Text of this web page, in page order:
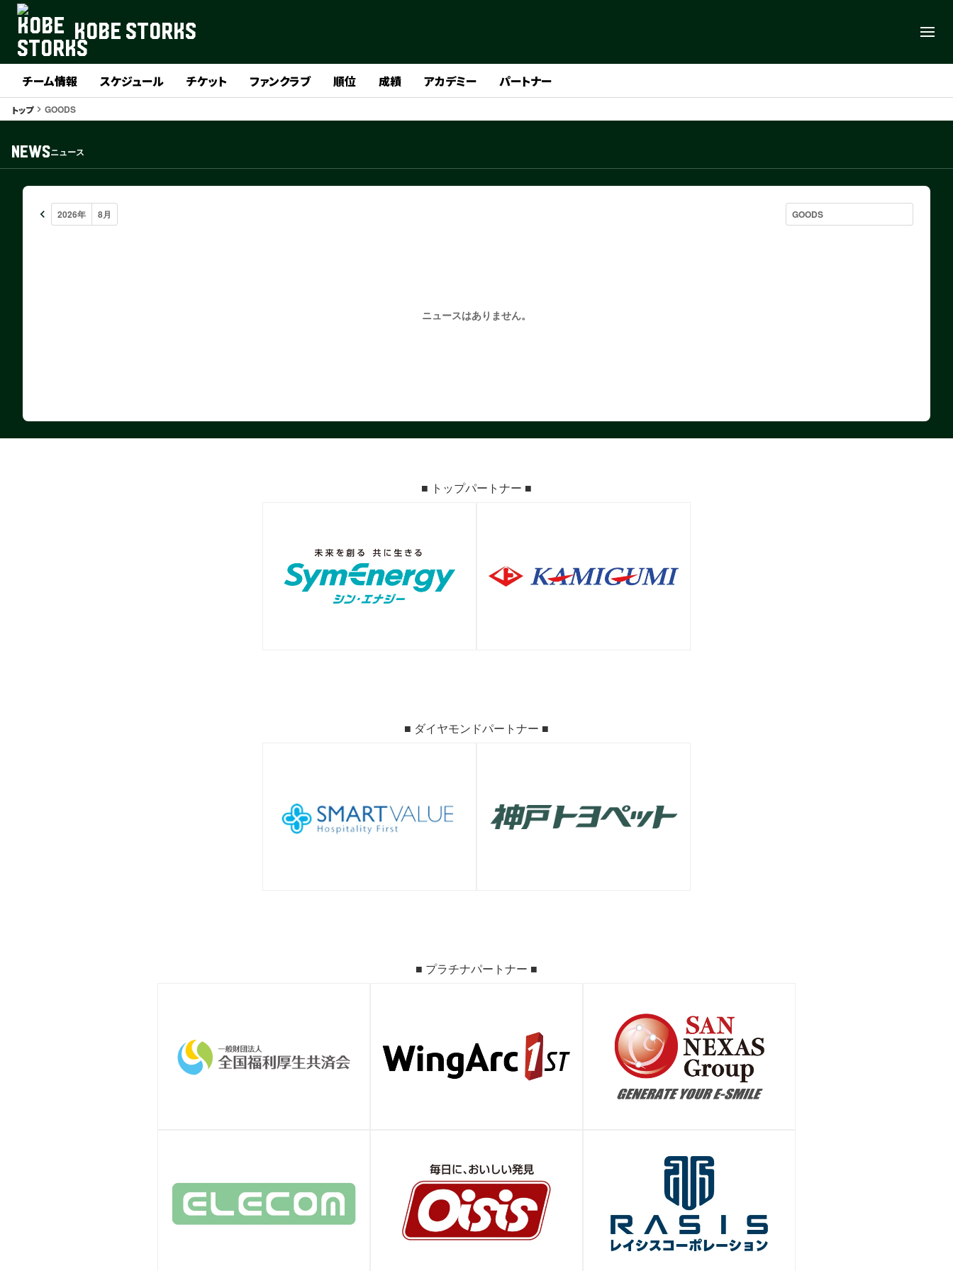
KOBE STORKS
チーム情報 スケジュール チケット ファンクラブ 順位 成績 アカデミー パートナー
トップkeyboard_arrow_right GOODS
NEWSニュース
keyboard_arrow_left
ニュースはありません。
■ トップパートナー ■
■ ダイヤモンドパートナー ■
■ プラチナパートナー ■